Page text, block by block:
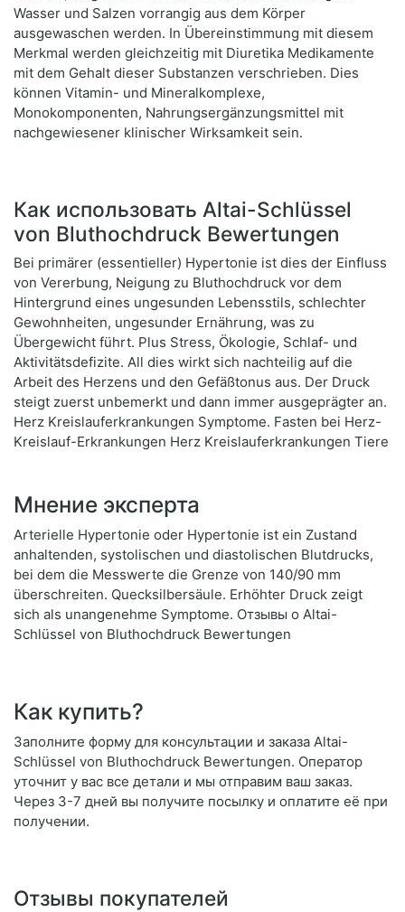
Wasser und Salzen vorrangig aus dem Körper
ausgewaschen werden. In Übereinstimmung mit diesem
Merkmal werden gleichzeitig mit Diuretika Medikamente
mit dem Gehalt dieser Substanzen verschrieben. Dies
können Vitamin- und Mineralkomplexe,
Monokomponenten, Nahrungsergänzungsmittel mit
nachgewiesener klinischer Wirksamkeit sein.
Как использовать Altai-Schlüssel
von Bluthochdruck Bewertungen
Bei primärer (essentieller) Hypertonie ist dies der Einfluss
von Vererbung, Neigung zu Bluthochdruck vor dem
Hintergrund eines ungesunden Lebensstils, schlechter
Gewohnheiten, ungesunder Ernährung, was zu
Übergewicht führt. Plus Stress, Ökologie, Schlaf- und
Aktivitätsdefizite. All dies wirkt sich nachteilig auf die
Arbeit des Herzens und den Gefäßtonus aus. Der Druck
steigt zuerst unbemerkt und dann immer ausgeprägter an.
Herz Kreislauferkrankungen Symptome. Fasten bei Herz-
Kreislauf-Erkrankungen Herz Kreislauferkrankungen Tiere
Мнение эксперта
Arterielle Hypertonie oder Hypertonie ist ein Zustand
anhaltenden, systolischen und diastolischen Blutdrucks,
bei dem die Messwerte die Grenze von 140/90 mm
überschreiten. Quecksilbersäule. Erhöhter Druck zeigt
sich als unangenehme Symptome. Отзывы о Altai-
Schlüssel von Bluthochdruck Bewertungen
Как купить?
Заполните форму для консультации и заказа Altai-
Schlüssel von Bluthochdruck Bewertungen. Оператор
уточнит у вас все детали и мы отправим ваш заказ.
Через 3-7 дней вы получите посылку и оплатите её при
получении.
Отзывы покупателей